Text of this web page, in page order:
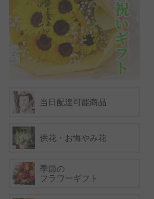
当日配達可能商品
供花・お悔やみ花
季節の
フラワーギフト